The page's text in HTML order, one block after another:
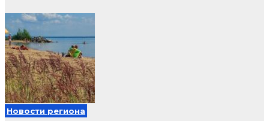
Новости региона